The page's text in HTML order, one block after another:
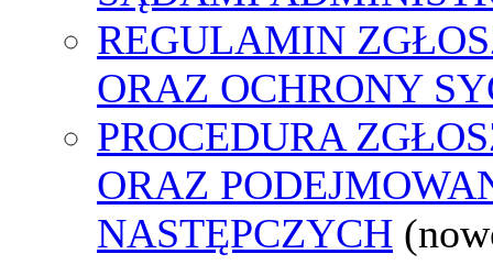
REGULAMIN
ORAZ OCHRONY
PROCEDURA
ORAZ
NASTĘPCZYCH